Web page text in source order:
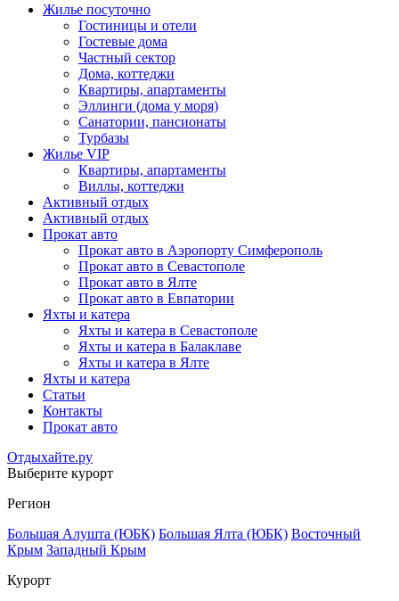
Жилье посуточно
Гостиницы и отели
Гостевые дома
Частный сектор
Дома, коттеджи
Квартиры, апартаменты
Эллинги (дома у моря)
Санатории, пансионаты
Турбазы
Жилье VIP
Квартиры, апартаменты
Виллы, коттеджи
Активный отдых
Активный отдых
Прокат авто
Прокат авто в Аэропорту Симферополь
Прокат авто в Севастополе
Прокат авто в Ялте
Прокат авто в Евпатории
Яхты и катера
Яхты и катера в Севастополе
Яхты и катера в Балаклаве
Яхты и катера в Ялте
Яхты и катера
Статьи
Контакты
Прокат авто
Отдыхайте.ру
Выберите курорт
Регион
Большая Алушта (ЮБК) Большая Ялта (ЮБК) Восточный
Крым Западный Крым
Курорт